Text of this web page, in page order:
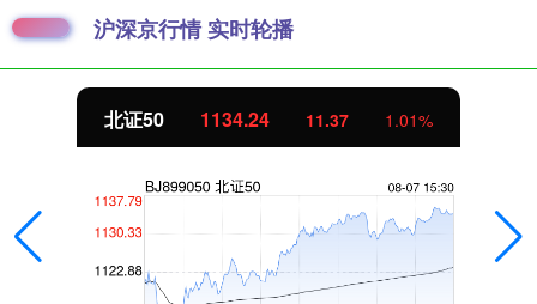
沪深京行情 实时轮播
北证50 1134.24 11.37 1.01%